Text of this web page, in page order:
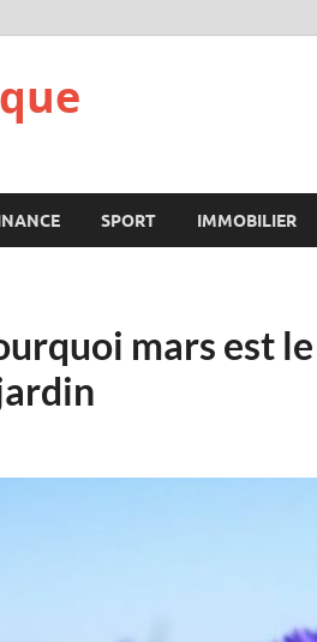
SPORT IMMOBILIER
mars est